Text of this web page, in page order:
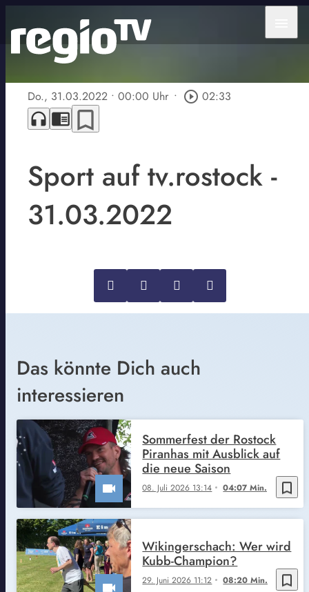
Do., 31.03.2022 • 00:00 Uhr • play_circle_outline 02:33
headphones chrome_reader_mode bookmark_border
Sport auf tv.rostock -
31.03.2022
Das könnte Dich auch
interessieren
bookmark_border
08. Juli 2026 13:14 04:07 Min.
Sommerfest der Rostock
Piranhas mit Ausblick auf
die neue Saison
bookmark_border
29. Juni 2026 11:12 08:20 Min.
Wikingerschach: Wer wird
Kubb-Champion?